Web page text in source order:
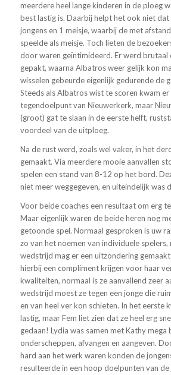
meerdere heel lange kinderen in de ploeg
best lastig is. Daarbij helpt het ook niet
jongens en 1 meisje, waarbij de met
speelde als meisje. Toch lieten de
door waren geïntimideerd. Er werd
gepakt, waarna Albatros weer gelijk kon
wisselen gebeurde eigenlijk gedurende de
Steeds als Albatros wist te scoren kwam er
tegendoelpunt van Nieuwerkerk, maar
(groot) gat te slaan in de eerste helft,
voordeel van de uitploeg.
Na de rust werd, zoals wel vaker, in het
gemaakt. Via meerdere mooie aanvallen
spelen een stand van 8-12 op het bord.
niet meer weggegeven, en uiteindelijk was
Voor beide coaches een resultaat om erg
Maar eigenlijk waren de beide heren nog
getoonde spel. Normaal gesproken is uw
zo van het noemen van individuele
wedstrijd mag er een uitzondering
hierbij een compliment krijgen voor haar
kwaliteiten, normaal is ze aanvallend zeer
wedstrijd moest ze tegen een jonge die
en van heel ver kon schieten. In het eerste
lastig, maar Fem liet zien dat ze heel erg
gedaan! Lydia was samen met Kathy mega
onderscheppen, afvangen en aangeven.
hard aan het werk waren konden de
resulteerde in een hoop doelpunten van de